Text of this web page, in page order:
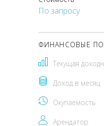
По запросу
ФИНАНСОВЫЕ
Текущая
Доход в месяц
Окупаемость
Арендатор